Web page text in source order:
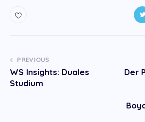
Post
navigation
PREVIOUS
WS Insights: Duales
Studium
Der